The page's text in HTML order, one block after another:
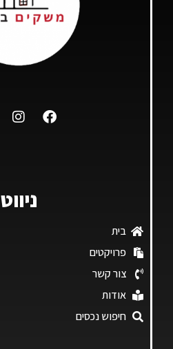
ניווט
בית
פרויקטים
צור קשר
אודות
חיפוש נכסים